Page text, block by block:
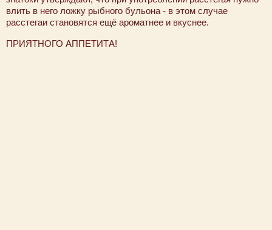
влить в него ложку рыбного бульона - в этом случае
расстегаи становятся ещё ароматнее и вкуснее.
ПРИЯТНОГО АППЕТИТА!